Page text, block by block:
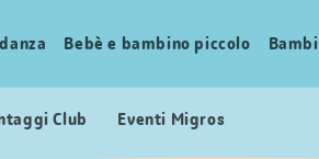
Bebè e bambino piccolo
Club Eventi Migros